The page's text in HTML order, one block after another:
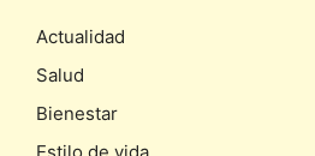
Actualidad
Salud
Bienestar